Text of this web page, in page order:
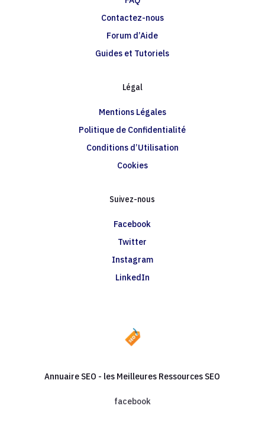
Contactez-nous
Forum d’Aide
Guides et Tutoriels
Légal
Mentions Légales
Politique de Confidentialité
Conditions d’Utilisation
Cookies
Suivez-nous
Facebook
Twitter
Instagram
LinkedIn
Annuaire SEO - les Meilleures Ressources SEO
facebook